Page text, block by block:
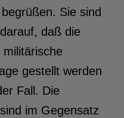
Sie sind
daß die
gestellt werden
Fall. Die
im Gegensatz